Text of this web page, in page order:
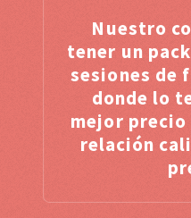
Nuestro
tener un
sesiones de
donde lo
mejor precio
relación